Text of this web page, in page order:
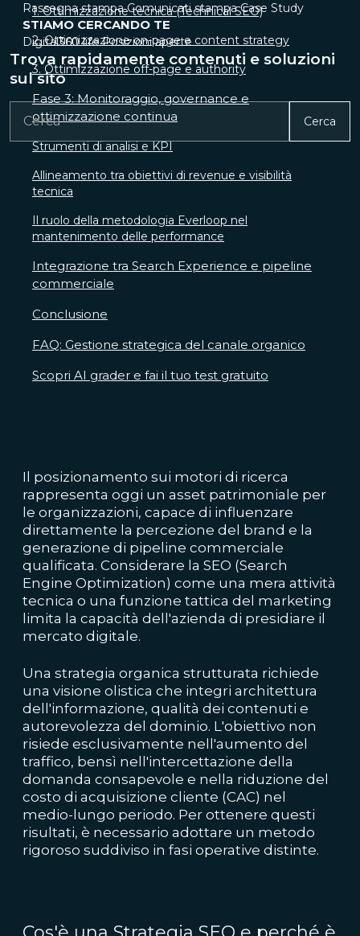
Rassegna stampa Comunicati stampa Case Study
STIAMO CERCANDO TE
Digital360 life Posizioni aperte
Trova rapidamente contenuti e soluzioni
sul sito
Cerca
1. Ottimizzazione tecnica (Technical SEO)
2. Ottimizzazione on-page e content strategy
3. Ottimizzazione off-page e authority
Fase 3: Monitoraggio, governance e
ottimizzazione continua
Strumenti di analisi e KPI
Allineamento tra obiettivi di revenue e visibilità
tecnica
Il ruolo della metodologia Everloop nel
mantenimento delle performance
Integrazione tra Search Experience e pipeline
commerciale
Conclusione
FAQ: Gestione strategica del canale organico
Scopri AI grader e fai il tuo test gratuito
Il posizionamento sui motori di ricerca
rappresenta oggi un asset patrimoniale per
le organizzazioni, capace di influenzare
direttamente la percezione del brand e la
generazione di pipeline commerciale
qualificata. Considerare la SEO (Search
Engine Optimization) come una mera attività
tecnica o una funzione tattica del marketing
limita la capacità dell'azienda di presidiare il
mercato digitale.
Una strategia organica strutturata richiede
una visione olistica che integri architettura
dell'informazione, qualità dei contenuti e
autorevolezza del dominio. L'obiettivo non
risiede esclusivamente nell'aumento del
traffico, bensì nell'intercettazione della
domanda consapevole e nella riduzione del
costo di acquisizione cliente (CAC) nel
medio-lungo periodo. Per ottenere questi
risultati, è necessario adottare un metodo
rigoroso suddiviso in fasi operative distinte.